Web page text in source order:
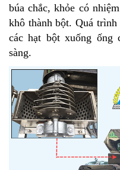
búa chắc, khỏe có
khô thành bột. Quá
các hạt bột xuống ống
sàng.